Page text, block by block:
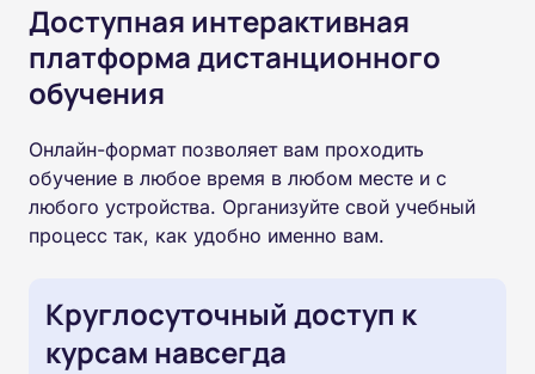
Доступная интерактивная
платформа дистанционного
обучения
Онлайн-формат позволяет вам проходить
обучение в любое время в любом месте и с
любого устройства. Организуйте свой учебный
процесс так, как удобно именно вам.
Круглосуточный доступ к
курсам навсегда